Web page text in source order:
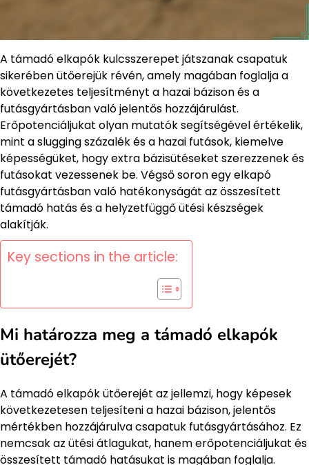
A támadó elkapók kulcsszerepet játszanak csapatuk
sikerében ütőerejük révén, amely magában foglalja a
következetes teljesítményt a hazai bázison és a
futásgyártásban való jelentős hozzájárulást.
Erőpotenciáljukat olyan mutatók segítségével értékelik,
mint a slugging százalék és a hazai futások, kiemelve
képességüket, hogy extra bázisütéseket szerezzenek és
futásokat vezessenek be. Végső soron egy elkapó
futásgyártásban való hatékonyságát az összesített
támadó hatás és a helyzetfüggő ütési készségek
alakítják.
Key sections in the article:
Mi határozza meg a támadó elkapók
ütőerejét?
A támadó elkapók ütőerejét az jellemzi, hogy képesek
következetesen teljesíteni a hazai bázison, jelentős
mértékben hozzájárulva csapatuk futásgyártásához. Ez
nemcsak az ütési átlagukat, hanem erőpotenciáljukat és
összesített támadó hatásukat is magában foglalja.